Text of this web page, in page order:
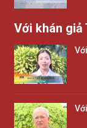
Với khán giả